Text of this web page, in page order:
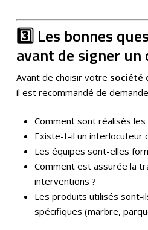
3️⃣ Les bonnes
avant de signer
Avant de choisir votre société
il est recommandé de
Comment sont réalisés
Existe-t-il un interlocuteur
Les équipes sont-elles
Comment est assurée la
interventions ?
Les produits utilisés sont-
spécifiques (marbre,